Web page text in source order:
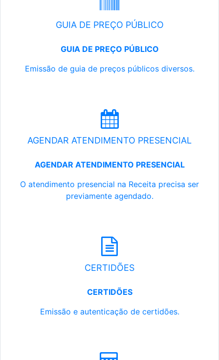
GUIA DE PREÇO PÚBLICO
GUIA DE PREÇO PÚBLICO
Emissão de guia de preços públicos diversos.
AGENDAR ATENDIMENTO PRESENCIAL
AGENDAR ATENDIMENTO PRESENCIAL
O atendimento presencial na Receita precisa ser
previamente agendado.
CERTIDÕES
CERTIDÕES
Emissão e autenticação de certidões.